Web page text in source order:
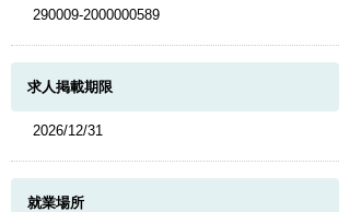
290009-2000000589
求人掲載期限
2026/12/31
就業場所